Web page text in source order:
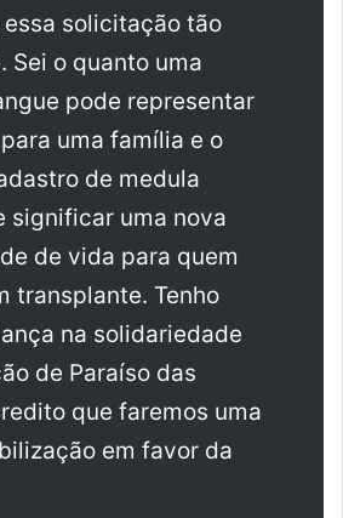
solicitação tão
Sei o quanto uma
pode representar
uma família e o
de medula
significar uma nova
de vida para quem
transplante. Tenho
na solidariedade
de Paraíso das
que faremos uma
em favor da